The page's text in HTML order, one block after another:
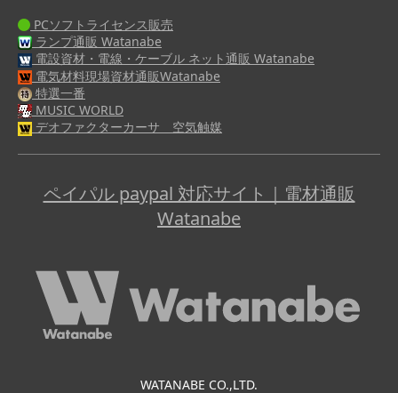
PCソフトライセンス販売
ランプ通販 Watanabe
電設資材・電線・ケーブル ネット通販 Watanabe
電気材料現場資材通販Watanabe
特選一番
MUSIC WORLD
デオファクターカーサ 空気触媒
ペイパル paypal 対応サイト｜電材通販
Watanabe
WATANABE CO.,LTD.